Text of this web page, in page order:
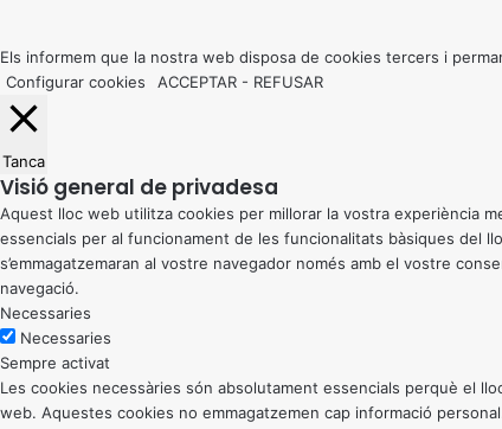
button
Els informem que la nostra web disposa de cookies tercers i
Configurar cookies
ACCEPTAR - REFUSAR
Tanca
Visió general de privadesa
Aquest lloc web utilitza cookies per millorar la vostra experiència
essencials per al funcionament de les funcionalitats bàsiques del
s’emmagatzemaran al vostre navegador només amb el vostre
navegació.
Necessaries
Necessaries
Sempre activat
Les cookies necessàries són absolutament essencials perquè el
web. Aquestes cookies no emmagatzemen cap informació